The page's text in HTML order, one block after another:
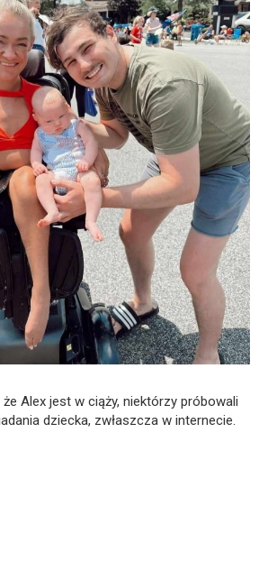
Alex jest w ciąży, niektórzy próbowali
dziecka, zwłaszcza w internecie.